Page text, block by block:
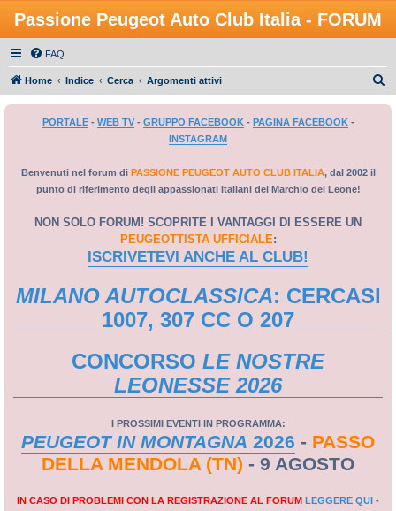
Passione Peugeot Auto Club Italia - FORUM
FAQ
Home Indice Cerca Argomenti attivi
PORTALE- WEB TV- GRUPPO FACEBOOK- PAGINA FACEBOOK-
INSTAGRAM
Benvenuti nel forum di PASSIONE PEUGEOT AUTO CLUB ITALIA, dal 2002 il
punto di riferimento degli appassionati italiani del Marchio del Leone!
NON SOLO FORUM! SCOPRITE I VANTAGGI DI ESSERE UN
PEUGEOTTISTA UFFICIALE:
ISCRIVETEVI ANCHE AL CLUB!
MILANO AUTOCLASSICA: CERCASI
1007, 307 CC O 207
CONCORSO LE NOSTRE
LEONESSE 2026
I PROSSIMI EVENTI IN PROGRAMMA:
PEUGEOT IN MONTAGNA 2026 - PASSO
DELLA MENDOLA (TN) - 9 AGOSTO
IN CASO DI PROBLEMI CON LA REGISTRAZIONE AL FORUM LEGGERE QUI -